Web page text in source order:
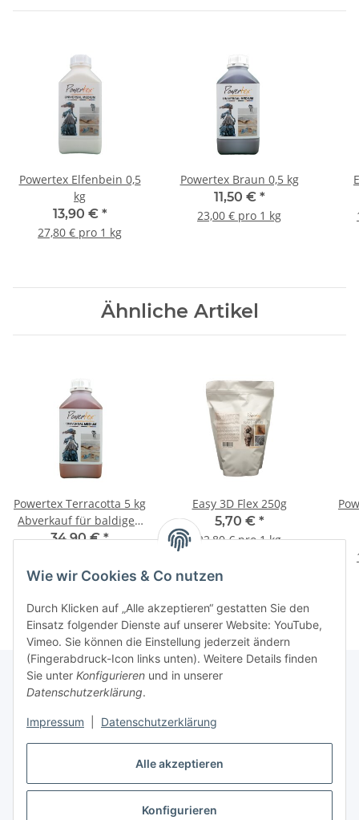
Alle akzeptieren
Konfigurieren
Wie wir Cookies & Co nutzen
Durch Klicken auf „Alle akzeptieren“ gestatten Sie den
Einsatz folgender Dienste auf unserer Website: YouTube,
Vimeo. Sie können die Einstellung jederzeit ändern
(Fingerabdruck-Icon links unten). Weitere Details finden
Sie unter Konfigurieren und in unserer
Datenschutzerklärung.
Impressum Datenschutzerklärung
Powertex Elfenbein 0,5
kg
13,90 € *
27,80 € pro 1 kg
Powertex Braun 0,5 kg
11,50 € *
23,00 € pro 1 kg
Ähnliche Artikel
Powertex Terracotta 5 kg
Abverkauf für baldigen
Verbrauch
34,90 €*
Easy 3D Flex 250g
5,70 € *
22,80 € pro 1 kg